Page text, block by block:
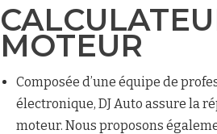
MOTEUR
Composée d’une équipe de
électronique, DJ Auto assure la
moteur. Nous proposons